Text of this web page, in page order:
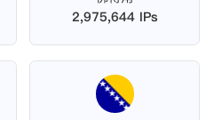
2,975,644 IPs